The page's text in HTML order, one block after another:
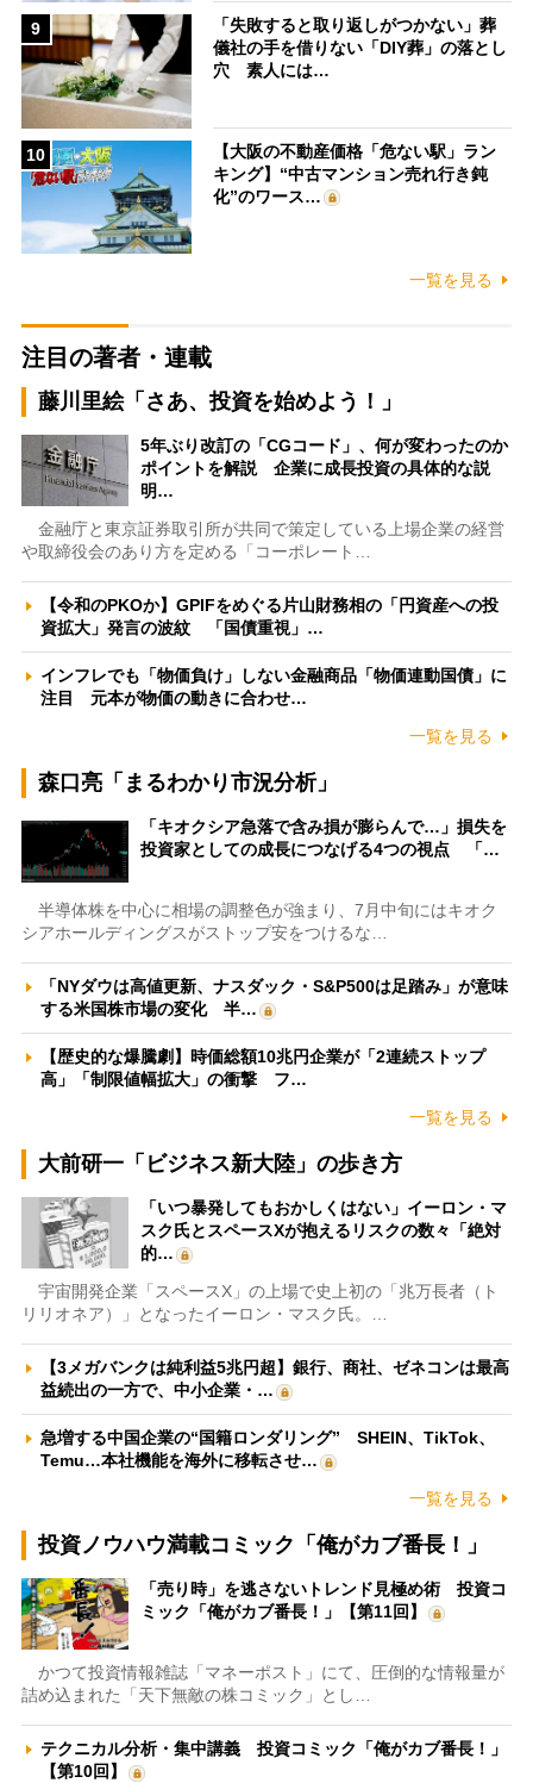
9
「失敗すると取り返しがつかない」葬
儀社の手を借りない「DIY葬」の落とし
穴 素人には…
10
【大阪の不動産価格「危ない駅」ラン
キング】“中古マンション売れ行き鈍
化”のワース…
一覧を見る
注目の著者・連載
藤川里絵「さあ、投資を始めよう！」
5年ぶり改訂の「CGコード」、何が変わったのか
ポイントを解説 企業に成長投資の具体的な説
明…
金融庁と東京証券取引所が共同で策定している上場企業の経営
や取締役会のあり方を定める「コーポレート…
【令和のPKOか】GPIFをめぐる片山財務相の「円資産への投
資拡大」発言の波紋 「国債重視」…
インフレでも「物価負け」しない金融商品「物価連動国債」に
注目 元本が物価の動きに合わせ…
一覧を見る
森口亮「まるわかり市況分析」
「キオクシア急落で含み損が膨らんで…」損失を
投資家としての成長につなげる4つの視点 「…
半導体株を中心に相場の調整色が強まり、7月中旬にはキオク
シアホールディングスがストップ安をつけるな…
「NYダウは高値更新、ナスダック・S&P500は足踏み」が意味
する米国株市場の変化 半…
【歴史的な爆騰劇】時価総額10兆円企業が「2連続ストップ
高」「制限値幅拡大」の衝撃 フ…
一覧を見る
大前研一「ビジネス新大陸」の歩き方
「いつ暴発してもおかしくはない」イーロン・マ
スク氏とスペースXが抱えるリスクの数々「絶対
的…
宇宙開発企業「スペースX」の上場で史上初の「兆万長者（ト
リリオネア）」となったイーロン・マスク氏。…
【3メガバンクは純利益5兆円超】銀行、商社、ゼネコンは最高
益続出の一方で、中小企業・…
急増する中国企業の“国籍ロンダリング” SHEIN、TikTok、
Temu…本社機能を海外に移転させ…
一覧を見る
投資ノウハウ満載コミック「俺がカブ番長！」
「売り時」を逃さないトレンド見極め術 投資コ
ミック「俺がカブ番長！」【第11回】
かつて投資情報雑誌「マネーポスト」にて、圧倒的な情報量が
詰め込まれた「天下無敵の株コミック」とし…
テクニカル分析・集中講義 投資コミック「俺がカブ番長！」
【第10回】